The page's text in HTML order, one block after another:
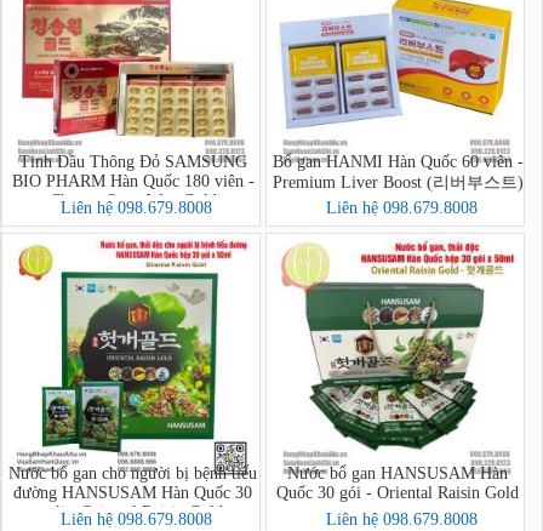
Tinh Dầu Thông Đỏ SAMSUNG
BIO PHARM Hàn Quốc 180 viên -
Cheong Song Won Gold
Liên hệ 098.679.8008
Bổ gan HANMI Hàn Quốc 60 viên -
Premium Liver Boost (리버부스트)
Liên hệ 098.679.8008
Nước bổ gan cho người bị bệnh tiểu
đường HANSUSAM Hàn Quốc 30
gói - Oriental Raisin Gold
Liên hệ 098.679.8008
Nước bổ gan HANSUSAM Hàn
Quốc 30 gói - Oriental Raisin Gold
Liên hệ 098.679.8008